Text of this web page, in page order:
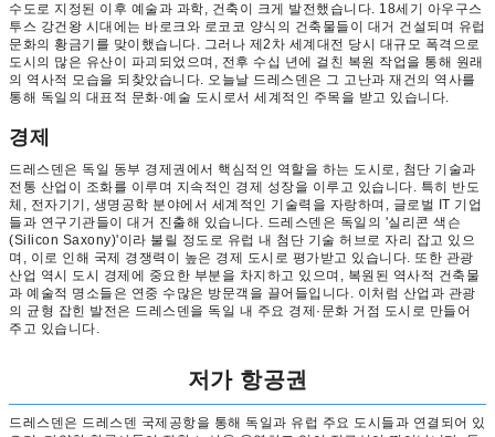
수도로 지정된 이후 예술과 과학, 건축이 크게 발전했습니다. 18세기 아우구스
투스 강건왕 시대에는 바로크와 로코코 양식의 건축물들이 대거 건설되며 유럽
문화의 황금기를 맞이했습니다. 그러나 제2차 세계대전 당시 대규모 폭격으로
도시의 많은 유산이 파괴되었으며, 전후 수십 년에 걸친 복원 작업을 통해 원래
의 역사적 모습을 되찾았습니다. 오늘날 드레스덴은 그 고난과 재건의 역사를
통해 독일의 대표적 문화·예술 도시로서 세계적인 주목을 받고 있습니다.
경제
드레스덴은 독일 동부 경제권에서 핵심적인 역할을 하는 도시로, 첨단 기술과
전통 산업이 조화를 이루며 지속적인 경제 성장을 이루고 있습니다. 특히 반도
체, 전자기기, 생명공학 분야에서 세계적인 기술력을 자랑하며, 글로벌 IT 기업
들과 연구기관들이 대거 진출해 있습니다. 드레스덴은 독일의 '실리콘 색슨
(Silicon Saxony)'이라 불릴 정도로 유럽 내 첨단 기술 허브로 자리 잡고 있으
며, 이로 인해 국제 경쟁력이 높은 경제 도시로 평가받고 있습니다. 또한 관광
산업 역시 도시 경제에 중요한 부분을 차지하고 있으며, 복원된 역사적 건축물
과 예술적 명소들은 연중 수많은 방문객을 끌어들입니다. 이처럼 산업과 관광
의 균형 잡힌 발전은 드레스덴을 독일 내 주요 경제·문화 거점 도시로 만들어
주고 있습니다.
저가 항공권
드레스덴은 드레스덴 국제공항을 통해 독일과 유럽 주요 도시들과 연결되어 있